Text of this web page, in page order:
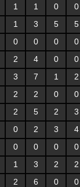
1 1 0
0
1 3 5
5
0 0 0
0
2 4 0
0
3 7 1
2
2 2 0
0
2 5 2
3
0 2 3
4
0 0 0
0
1 3 2
2
2 6 0
0